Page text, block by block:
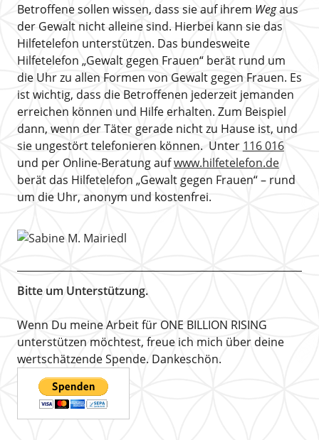
Betroffene sollen wissen, dass sie auf ihrem Wegaus
der Gewalt nicht alleine sind. Hierbei kann sie das
Hilfetelefon unterstützen. Das bundesweite
Hilfetelefon „Gewalt gegen Frauen“ berät rund um
die Uhr zu allen Formen von Gewalt gegen Frauen. Es
ist wichtig, dass die Betroffenen jederzeit jemanden
erreichen können und Hilfe erhalten. Zum Beispiel
dann, wenn der Täter gerade nicht zu Hause ist, und
sie ungestört telefonieren können. Unter 116 016
und per Online-Beratung aufwww.hilfetelefon.de
berät das Hilfetelefon „Gewalt gegen Frauen“ – rund
um die Uhr, anonym und kostenfrei.
Bitte um Unterstützung.
Wenn Du meine Arbeit für ONE BILLION RISING
unterstützen möchtest, freue ich mich über deine
wertschätzende Spende. Dankeschön.